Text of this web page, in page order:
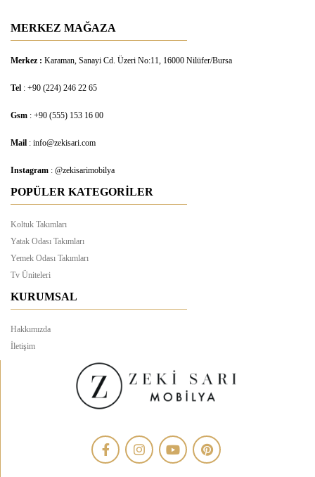
MERKEZ MAĞAZA
Merkez : Karaman, Sanayi Cd. Üzeri No:11, 16000 Nilüfer/Bursa
Tel : +90 (224) 246 22 65
Gsm : +90 (555) 153 16 00
Mail : info@zekisari.com
Instagram : @zekisarimobilya
POPÜLER KATEGORİLER
Koltuk Takımları
Yatak Odası Takımları
Yemek Odası Takımları
Tv Üniteleri
KURUMSAL
Hakkımızda
İletişim